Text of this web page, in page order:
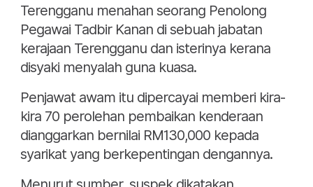
Terengganu menahan seorang Penolong
Pegawai Tadbir Kanan di sebuah jabatan
kerajaan Terengganu dan isterinya kerana
disyaki menyalah guna kuasa.
Penjawat awam itu dipercayai memberi kira-
kira 70 perolehan pembaikan kenderaan
dianggarkan bernilai RM130,000 kepada
syarikat yang berkepentingan dengannya.